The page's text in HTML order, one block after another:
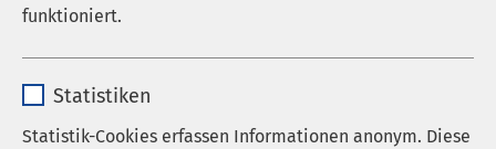
funktioniert.
Anbieter sgalinski
Statistiken
Statistik-Cookies erfassen Informationen anonym. Diese